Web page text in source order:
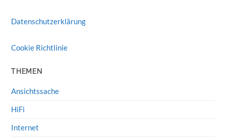
Datenschutzerklärung
Cookie Richtlinie
THEMEN
Ansichtssache
HiFi
Internet